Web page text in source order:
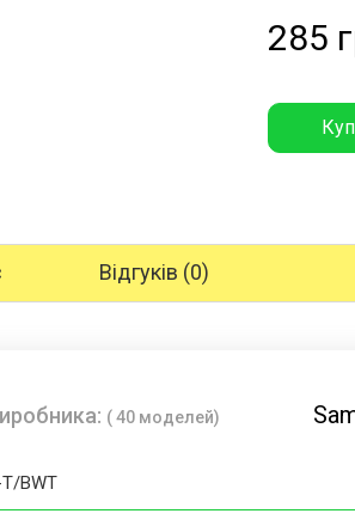
285
Відгуків (0)
( 40 моделей)
BWT